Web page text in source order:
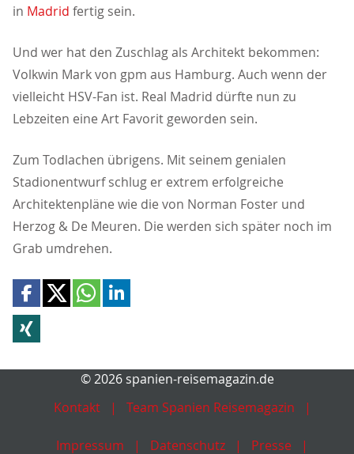
in Madrid fertig sein.
Und wer hat den Zuschlag als Architekt bekommen:
Volkwin Mark von gpm aus Hamburg. Auch wenn der
vielleicht HSV-Fan ist. Real Madrid dürfte nun zu
Lebzeiten eine Art Favorit geworden sein.
Zum Todlachen übrigens. Mit seinem genialen
Stadionentwurf schlug er extrem erfolgreiche
Architektenpläne wie die von Norman Foster und
Herzog & De Meuren. Die werden sich später noch im
Grab umdrehen.
© 2026 spanien-reisemagazin.de
Kontakt
Team Spanien Reisemagazin
Impressum Datenschutz Presse